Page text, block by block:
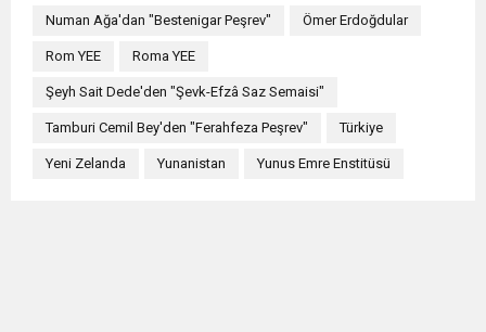
Numan Ağa'dan "Bestenigar Peşrev" Ömer Erdoğdular
Rom YEE Roma YEE
Şeyh Sait Dede'den "Şevk-Efzâ Saz Semaisi"
Tamburi Cemil Bey'den "Ferahfeza Peşrev" Türkiye
Yeni Zelanda Yunanistan Yunus Emre Enstitüsü